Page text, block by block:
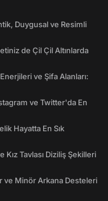
Duygusal ve Resimli
de Çil Çil Altınlarda
ve Şifa Alanları:
ve Twitter'da En
Hayatta En Sık
Kız Tavlası Diziliş Şekilleri
ve Minör Arkana Desteleri